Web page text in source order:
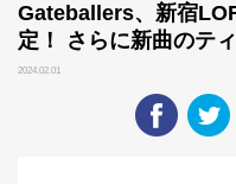
Gateballers、新宿
定！ さらに新曲のテ
2024.02.01